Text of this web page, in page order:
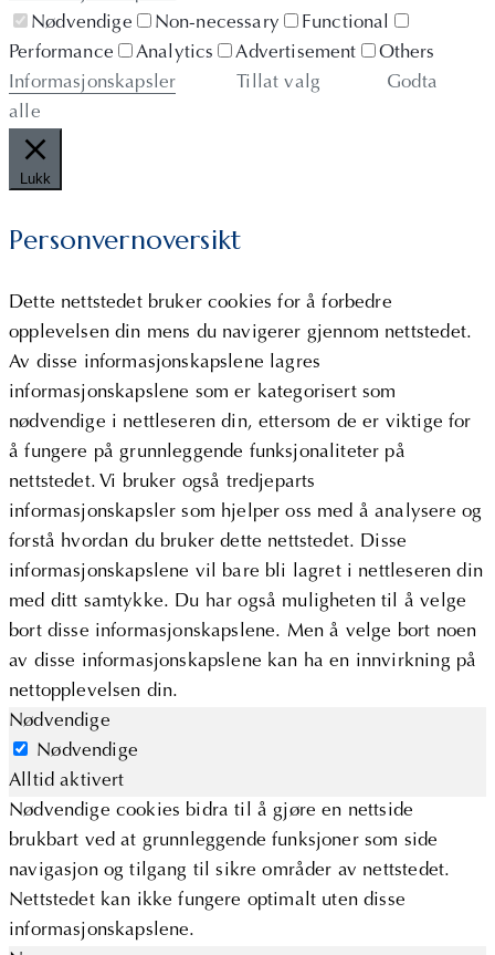
Nødvendige
Non-necessary
Functional
Performance
Analytics Advertisement
Others
Informasjonskapsler
Tillat valg
Godta
alle
Lukk
Personvernoversikt
Dette nettstedet bruker cookies for å forbedre
opplevelsen din mens du navigerer gjennom nettstedet.
Av disse informasjonskapslene lagres
informasjonskapslene som er kategorisert som
nødvendige i nettleseren din, ettersom de er viktige for
å fungere på grunnleggende funksjonaliteter på
nettstedet. Vi bruker også tredjeparts
informasjonskapsler som hjelper oss med å analysere og
forstå hvordan du bruker dette nettstedet. Disse
informasjonskapslene vil bare bli lagret i nettleseren din
med ditt samtykke. Du har også muligheten til å velge
bort disse informasjonskapslene. Men å velge bort noen
av disse informasjonskapslene kan ha en innvirkning på
nettopplevelsen din.
Nødvendige
Nødvendige
Alltid aktivert
Nødvendige cookies bidra til å gjøre en nettside
brukbart ved at grunnleggende funksjoner som side
navigasjon og tilgang til sikre områder av nettstedet.
Nettstedet kan ikke fungere optimalt uten disse
informasjonskapslene.